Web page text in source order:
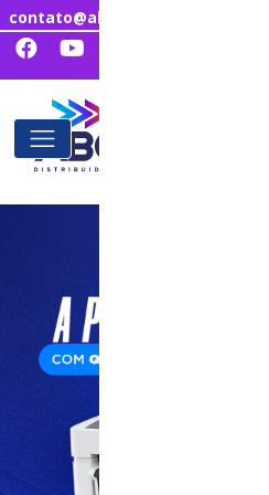
contato@abcdistribuidora.com.br